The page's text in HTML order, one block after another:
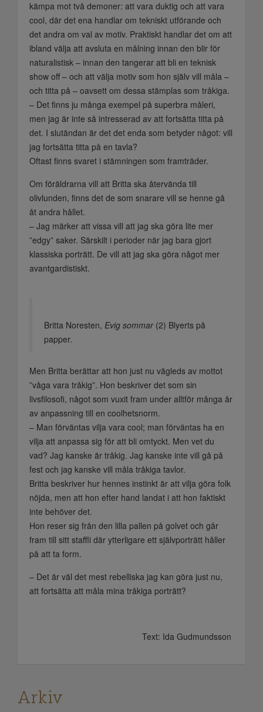
kämpa mot två demoner: att vara duktig och att vara
cool, där det ena handlar om tekniskt utförande och
det andra om val av motiv. Praktiskt handlar det om att
ibland välja att avsluta en målning innan den blir för
naturalistisk – innan den tangerar att bli en teknisk
show off – och att välja motiv som hon själv vill måla –
och titta på – oavsett om dessa stämplas som tråkiga.
– Det finns ju många exempel på superbra måleri,
men jag är inte så intresserad av att fortsätta titta på
det. I slutändan är det det enda som betyder något: vill
jag fortsätta titta på en tavla?
Oftast finns svaret i stämningen som framträder.
Om föräldrarna vill att Britta ska återvända till
olivlunden, finns det de som snarare vill se henne gå
åt andra hållet.
– Jag märker att vissa vill att jag ska göra lite mer
”edgy” saker. Särskilt i perioder när jag bara gjort
klassiska porträtt. De vill att jag ska göra något mer
avantgardistiskt.
Britta Noresten, Evig sommar(2) Blyerts på
papper.
Men Britta berättar att hon just nu vägleds av mottot
”våga vara tråkig”. Hon beskriver det som sin
livsfilosofi, något som vuxit fram under alltför många år
av anpassning till en coolhetsnorm.
– Man förväntas vilja vara cool; man förväntas ha en
vilja att anpassa sig för att bli omtyckt. Men vet du
vad? Jag kanske är tråkig. Jag kanske inte vill gå på
fest och jag kanske vill måla tråkiga tavlor.
Britta beskriver hur hennes instinkt är att vilja göra folk
nöjda, men att hon efter hand landat i att hon faktiskt
inte behöver det.
Hon reser sig från den lilla pallen på golvet och går
fram till sitt staffli där ytterligare ett självporträtt håller
på att ta form.
– Det är väl det mest rebelliska jag kan göra just nu,
att fortsätta att måla mina tråkiga porträtt?
Text: Ida Gudmundsson
Arkiv